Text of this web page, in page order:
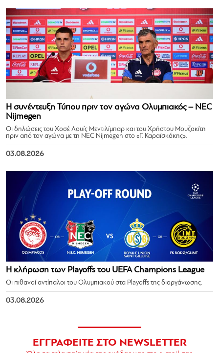
Η συνέντευξη Τύπου πριν τον αγώνα Ολυμπιακός – NEC
Nijmegen
Οι δηλώσεις του Χοσέ Λουίς Μεντιλίμπαρ και του Χρήστου Μουζακίτη
πριν από τον αγώνα με τη NEC Nijmegen στο «Γ. Καραϊσκάκης».
03.08.2026
Η κλήρωση των Playoffs του UEFA Champions League
Οι πιθανοί αντίπαλοι του Ολυμπιακού στα Playoffs της διοργάνωσης.
03.08.2026
ΕΓΓΡΑΦΕΙΤΕ ΣΤΟ NEWSLETTER